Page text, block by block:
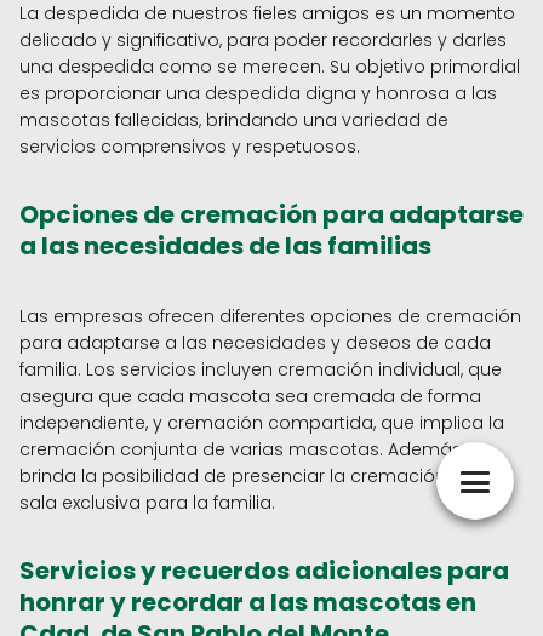
La despedida de nuestros fieles amigos es un momento
delicado y significativo, para poder recordarles y darles
una despedida como se merecen. Su objetivo primordial
es proporcionar una despedida digna y honrosa a las
mascotas fallecidas, brindando una variedad de
servicios comprensivos y respetuosos.
Opciones de cremación para adaptarse
a las necesidades de las familias
Las empresas ofrecen diferentes opciones de cremación
para adaptarse a las necesidades y deseos de cada
familia. Los servicios incluyen cremación individual, que
asegura que cada mascota sea cremada de forma
independiente, y cremación compartida, que implica la
cremación conjunta de varias mascotas. Además, se
brinda la posibilidad de presenciar la cremación en una
sala exclusiva para la familia.
Servicios y recuerdos adicionales para
honrar y recordar a las mascotas en